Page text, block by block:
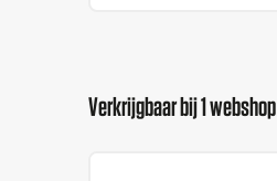
Verkrijgbaar bij 1 webshop